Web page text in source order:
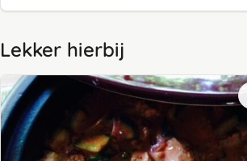
Lekker hierbij